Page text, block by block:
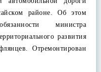
районе. Об этом
министра
развития
Отремонтирован